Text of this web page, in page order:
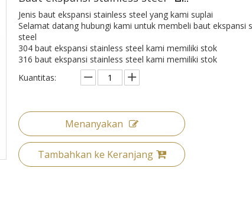
Jenis baut ekspansi stainless steel yang kami suplai
Selamat datang hubungi kami untuk membeli baut ekspansi
steel
304 baut ekspansi stainless steel kami memiliki stok
316 baut ekspansi stainless steel kami memiliki stok
Kuantitas:
Menanyakan
Tambahkan ke Keranjang